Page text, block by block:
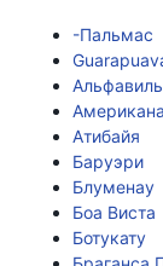
-Пальмас
Альфавиль
Американа
Атибайя
Баруэри
Блуменау
Боа Виста
Ботукату